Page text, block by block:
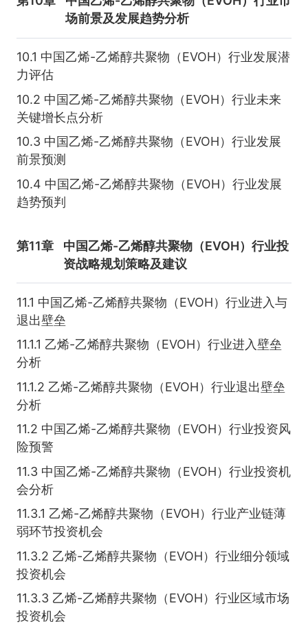
场前景及发展趋势分析
10.1 中国乙烯-乙烯醇共聚物（EVOH）行业发展潜
力评估
10.2 中国乙烯-乙烯醇共聚物（EVOH）行业未来
关键增长点分析
10.3 中国乙烯-乙烯醇共聚物（EVOH）行业发展
前景预测
10.4 中国乙烯-乙烯醇共聚物（EVOH）行业发展
趋势预判
第11章
中国乙烯-乙烯醇共聚物（EVOH）行业投
资战略规划策略及建议
11.1 中国乙烯-乙烯醇共聚物（EVOH）行业进入与
退出壁垒
11.1.1 乙烯-乙烯醇共聚物（EVOH）行业进入壁垒
分析
11.1.2 乙烯-乙烯醇共聚物（EVOH）行业退出壁垒
分析
11.2 中国乙烯-乙烯醇共聚物（EVOH）行业投资风
险预警
11.3 中国乙烯-乙烯醇共聚物（EVOH）行业投资机
会分析
11.3.1 乙烯-乙烯醇共聚物（EVOH）行业产业链薄
弱环节投资机会
11.3.2 乙烯-乙烯醇共聚物（EVOH）行业细分领域
投资机会
11.3.3 乙烯-乙烯醇共聚物（EVOH）行业区域市场
投资机会